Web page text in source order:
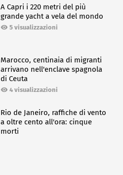
A Capri i 220 metri del più
grande yacht a vela del mondo
5 visualizzazioni
Marocco, centinaia di migranti
arrivano nell'enclave spagnola
di Ceuta
4 visualizzazioni
Rio de Janeiro, raffiche di vento
a oltre cento all'ora: cinque
morti